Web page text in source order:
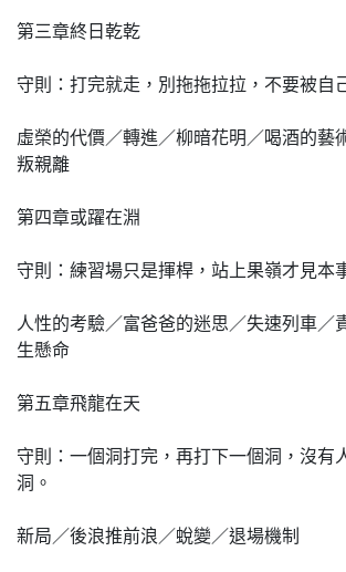
第三章終日乾乾
守則：打完就走，別拖拖拉拉，不要被自
虛榮的代價／轉進／柳暗花明／喝酒的藝
叛親離
第四章或躍在淵
守則：練習場只是揮桿，站上果嶺才見本
人性的考驗／富爸爸的迷思／失速列車／
生懸命
第五章飛龍在天
守則：一個洞打完，再打下一個洞，沒有
洞。
新局／後浪推前浪／蛻變／退場機制